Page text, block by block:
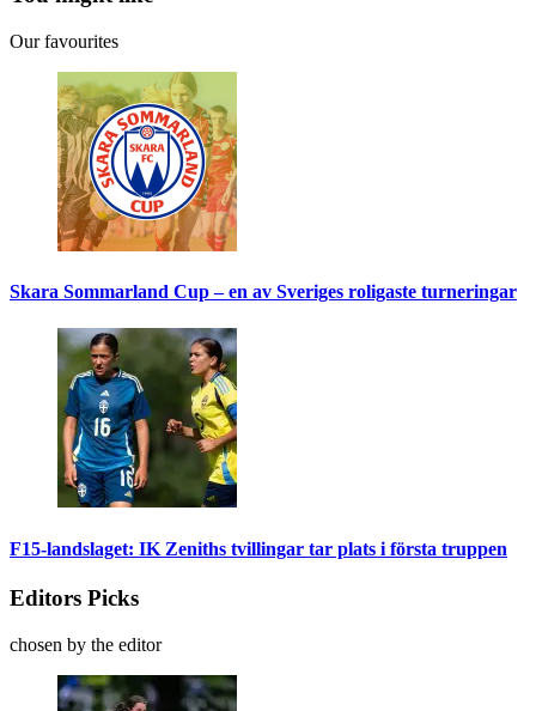
Our favourites
Skara Sommarland Cup – en av Sveriges roligaste turneringar
F15-landslaget: IK Zeniths tvillingar tar plats i första truppen
Editors Picks
chosen by the editor